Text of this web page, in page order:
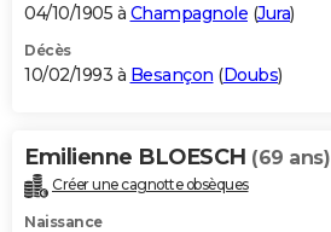
04/10/1905 à Champagnole (Jura)
Décès
10/02/1993 à Besançon (Doubs)
Emilienne BLOESCH (69 ans)
Créer une cagnotte obsèques
Naissance